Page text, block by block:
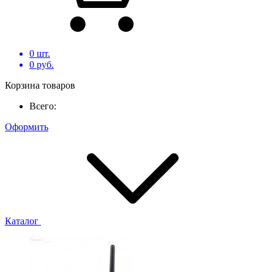
0 шт.
0 руб.
Корзина товаров
Всего:
Оформить
Каталог